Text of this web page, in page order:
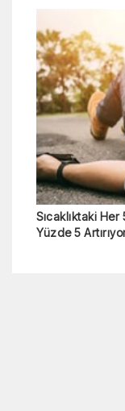
Sıcaklıktaki
Yüzde 5